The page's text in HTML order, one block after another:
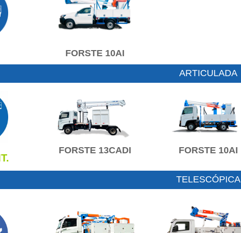
FORSTE 10AI
ARTICULADA
FORSTE 13CADI FORSTE 10AI
TELESCÓPICA